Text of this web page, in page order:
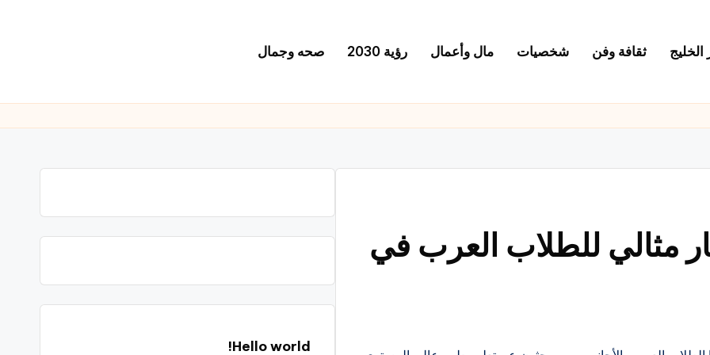
الخليج ثقافة وفن شخصيات مال وأعمال رؤية 2030 صحه وجمال
مثالي للطلاب العرب في
Hello world!